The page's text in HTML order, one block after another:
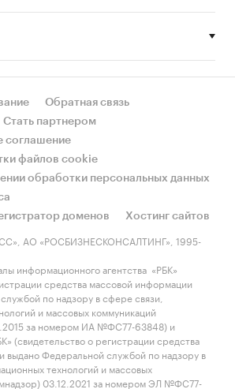
снижается? Если растет, то
спроса или за счет
регионов?
занимает в России и в
округе по объему продаж
душу населения?
можно отнести рынок по
роста (малый/крупный, с
с отстающей
перспективе и в
Меняются ли позиции
времени?
насыщен и какой у региона
если сравнить его с
доходами, со схожей
на одежда и с соседними
Обратная связь
Стать партнером
соглашение
файлов cookie
обработки персональных данных
доменов
Хостинг сайтов
АО «РОСБИЗНЕСКОНСАЛТИНГ», 1995-
информационного агентства «РБК»
средства массовой информации
по надзору в сфере связи,
и массовых коммуникаций
за номером ИА №ФС77-63848) и
(свидетельство о регистрации средства
выдано Федеральной службой по надзору в
технологий и массовых
03.12.2021 за номером ЭЛ №ФС77-